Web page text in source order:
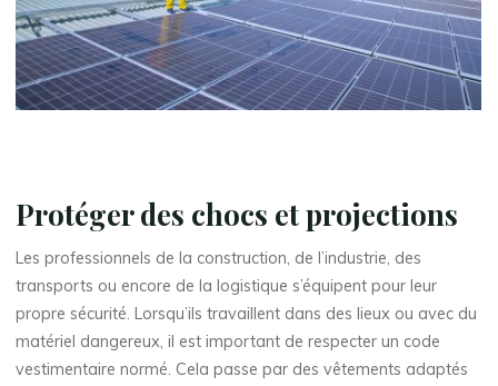
Protéger des chocs et projections
Les professionnels de la construction, de l’industrie, des
transports ou encore de la logistique s’équipent pour leur
propre sécurité. Lorsqu’ils travaillent dans des lieux ou avec du
matériel dangereux, il est important de respecter un code
vestimentaire normé. Cela passe par des vêtements adaptés